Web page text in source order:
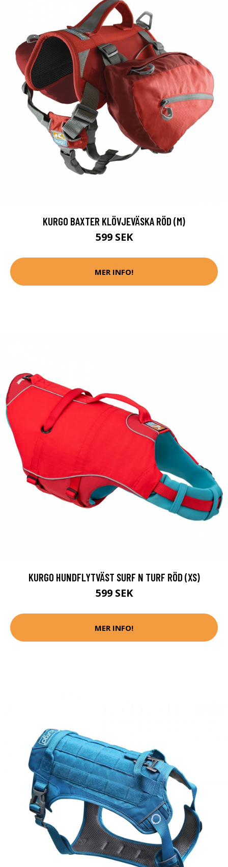
KURGO BAXTER KLÖVJEVÄSKA RÖD (M)
599 SEK
MER INFO!
KURGO HUNDFLYTVÄST SURF N TURF RÖD (XS)
599 SEK
MER INFO!